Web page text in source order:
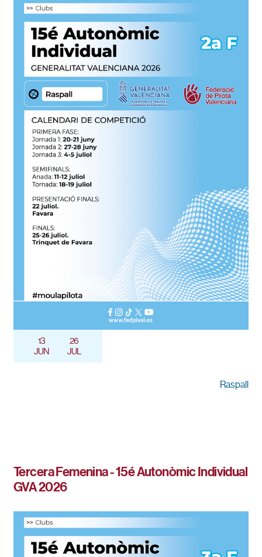
13
JUN
26
JUL
Raspall
Tercera Femenina - 15é Autonòmic Individual
GVA 2026